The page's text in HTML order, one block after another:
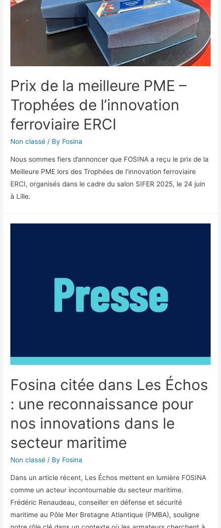
Prix de la meilleure PME –
Trophées de l’innovation
ferroviaire ERCI
Non classé / By Fosina
Nous sommes fiers d’annoncer que FOSINA a reçu le prix de la
Meilleure PME lors des Trophées de l’innovation ferroviaire
ERCI, organisés dans le cadre du salon SIFER 2025, le 24 juin
à Lille.
Fosina citée dans Les Échos
: une reconnaissance pour
nos innovations dans le
secteur maritime
Non classé / By Fosina
Dans un article récent, Les Échos mettent en lumière FOSINA
comme un acteur incontournable du secteur maritime.
Frédéric Renaudeau, conseiller en défense et sécurité
maritime au Pôle Mer Bretagne Atlantique (PMBA), souligne